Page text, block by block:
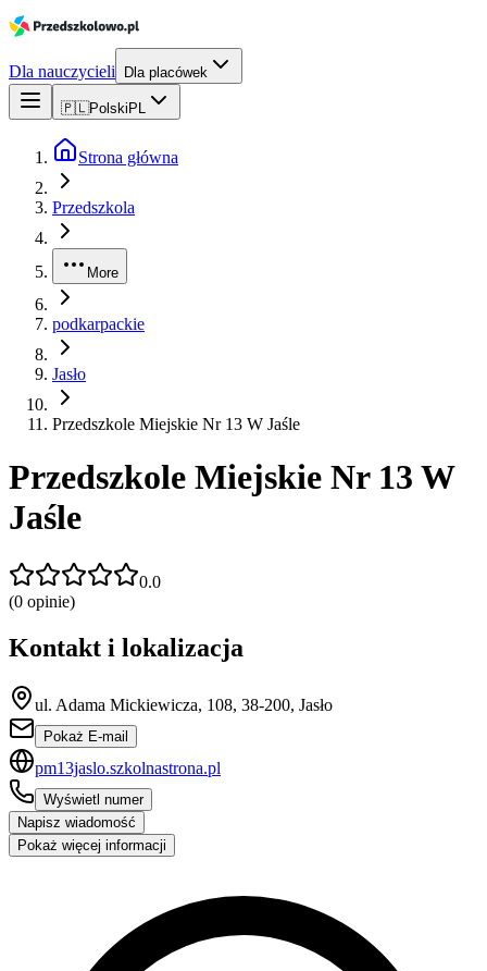
Dla nauczycieli Dla placówek
🇵🇱Polski PL
Strona główna
Przedszkola
More
podkarpackie
Jasło
Przedszkole Miejskie Nr 13 W Jaśle
Przedszkole Miejskie Nr 13 W
Jaśle
0.0
(0 opinie)
Kontakt i lokalizacja
ul. Adama Mickiewicza, 108, 38-200, Jasło
Pokaż E-mail
pm13jaslo.szkolnastrona.pl
Wyświetl numer
Napisz wiadomość
Pokaż więcej informacji